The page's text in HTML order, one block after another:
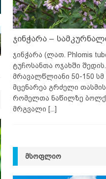
ჯინჭარა –
ჯინჭარა (ლათ. Phlomis
ტუჩოსანთა ოჯახში შედის.
მრავალწლიანი 50-150
მცენარეა გრძელი
რომელთა ნაწილზე
მრგვალი [...]
ᲛᲡᲝᲤᲚᲘᲝ